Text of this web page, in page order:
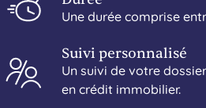
Une durée comprise
Suivi personnalisé
Un suivi de votre
en crédit immobilier.